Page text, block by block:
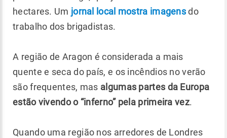
hectares. Um jornal local mostra imagensdo
trabalho dos brigadistas.
A região de Aragon é considerada a mais
quente e seca do país, e os incêndios no verão
são frequentes, mas algumas partes da Europa
estão vivendo o “inferno” pela primeira vez.
Quando uma região nos arredores de Londres